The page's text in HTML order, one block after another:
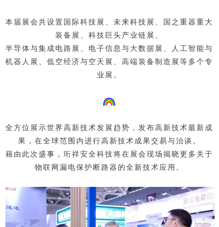
本届展会共设置国际科技展、未来科技展、国之重器重大
装备展、科技巨头产业链展、
半导体与集成电路展、 电子信息与大数据展、人工智能与
机器人展、低空经济与空天展、高端装备制造展等多个专
业展。
全方位展示世界高新技术发展趋势，发布高新技术最新成
果，在全球范围内进行高新技术成果交易与治谈。
藉由此次盛事，珩祥安全科技将在展会现场揭晓更多关于
物联网漏电保护断路器的全新技术应用。